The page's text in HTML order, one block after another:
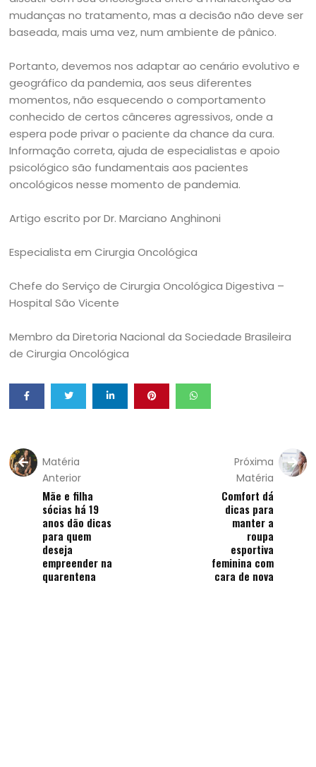
mudanças no tratamento, mas a decisão não deve ser
baseada, mais uma vez, num ambiente de pânico.
Portanto, devemos nos adaptar ao cenário evolutivo e
geográfico da pandemia, aos seus diferentes
momentos, não esquecendo o comportamento
conhecido de certos cânceres agressivos, onde a
espera pode privar o paciente da chance da cura.
Informação correta, ajuda de especialistas e apoio
psicológico são fundamentais aos pacientes
oncológicos nesse momento de pandemia.
Artigo escrito por Dr. Marciano Anghinoni
Especialista em Cirurgia Oncológica
Chefe do Serviço de Cirurgia Oncológica Digestiva –
Hospital São Vicente
Membro da Diretoria Nacional da Sociedade Brasileira
de Cirurgia Oncológica
Matéria
Anterior
Mãe e filha
sócias há 19
anos dão dicas
para quem
deseja
empreender na
quarentena
Próxima
Matéria
Comfort dá
dicas para
manter a
roupa
esportiva
feminina com
cara de nova